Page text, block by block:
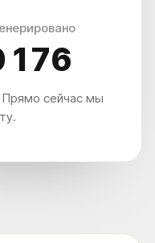
181
сейчас мы